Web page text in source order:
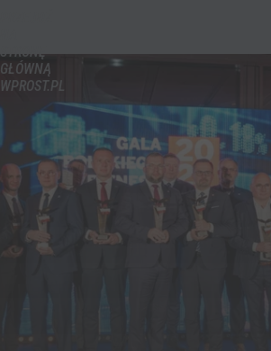
STRONĘ
GŁÓWNĄ
WPROST.PL